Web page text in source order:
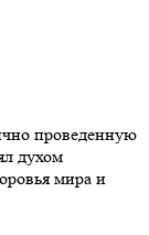
проведенную
духом
мира и